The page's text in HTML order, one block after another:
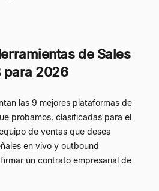
de Sales
para 2026
las 9 mejores plataformas de
probamos, clasificadas para el
de ventas que desea
en vivo y outbound
un contrato empresarial de